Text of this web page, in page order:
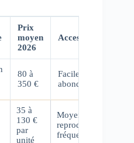
Prix
moyen
2026
Accessibilité
80 à
350 €
Facile : stock
abondant
35 à
130 €
par
unité
Moyenne :
reproductions
fréquentes